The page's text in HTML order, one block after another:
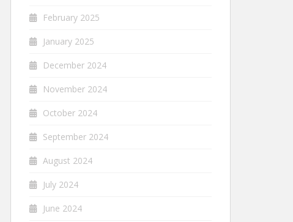
February 2025
January 2025
December 2024
November 2024
October 2024
September 2024
August 2024
July 2024
June 2024